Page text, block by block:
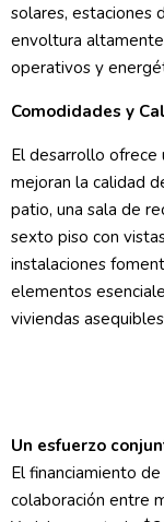
solares, estaciones
envoltura
operativos y
Comodidades y
El desarrollo ofrece
mejoran la calidad
patio, una sala de
sexto piso con
instalaciones
elementos
viviendas
Un esfuerzo
El financiamiento
colaboración entre